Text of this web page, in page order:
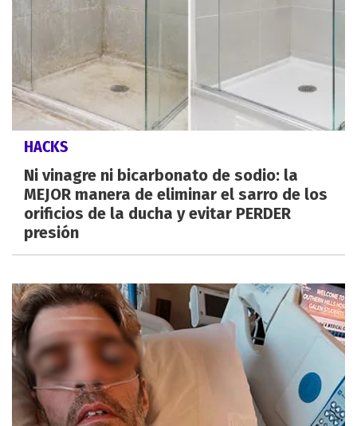
HACKS
Ni vinagre ni bicarbonato de sodio: la
MEJOR manera de eliminar el sarro de los
orificios de la ducha y evitar PERDER
presión